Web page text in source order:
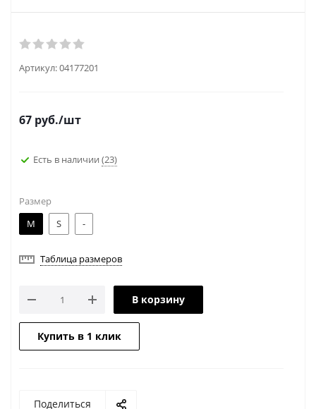
Артикул:04177201
67 руб./шт
Есть в наличии (23)
Размер
M
S -
Таблица размеров
В корзину
Купить в 1 клик
Поделиться